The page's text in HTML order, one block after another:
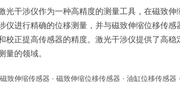
光干涉仪作为一种高精度的测量工具，在磁致
仪进行精确的位移测量，并与磁致伸缩位移传
校正提高传感器的精度。激光干涉仪提供了高
量的领域。
磁致伸缩传感器 · 磁致伸缩位移传感器 · 油缸位移传感器 ·